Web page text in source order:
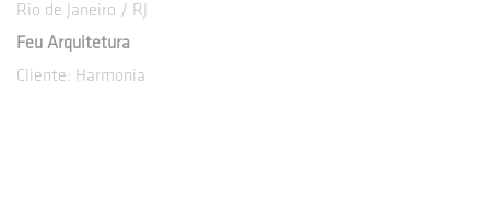
Rio de Janeiro / RJ
Feu Arquitetura
Cliente: Harmonia